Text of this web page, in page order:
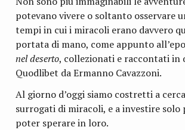
potevano vivere o soltanto osservare
tempi in cui i miracoli erano davvero
portata di mano, come appunto
nel deserto, collezionati e raccontati in
Quodlibet da Ermanno Cavazzoni.
Al giorno d’oggi siamo costretti a
surrogati di miracoli, e a investire solo
poter sperare in loro.